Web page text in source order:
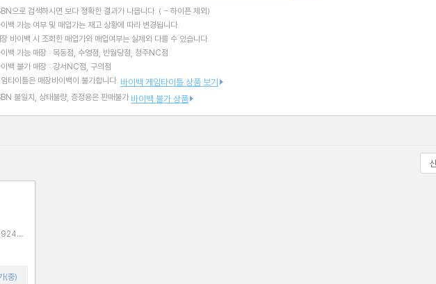
으로 검색하시면 보다 정확한 결과가 나옵니다. ( - 하이픈 제외)
백 가능 여부 및 매입가는 재고 상황에 따라 변경됩니다.
바이백 시 조회한 매입가와 매입여부는 실제와 다를 수 있습니다.
백 가능 매장 : 목동점, 수영점, 반월당점, 청주NC점
백 불가 매장 : 강서NC점, 구의점
타이틀은 매장바이백이 불가합니다. 바이백 게임타이틀 상품 보기
불일치, 상태불량, 증정용은 판매불가 바이백 불가 상품
(중)